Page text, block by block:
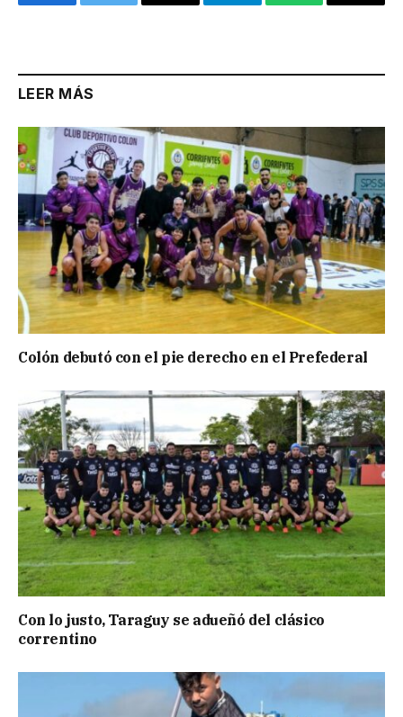
FacebookTwitter Email TelegramWhatsAppCopy
LEER MÁS
Colón debutó con el pie derecho en el Prefederal
Con lo justo, Taraguy se adueñó del clásico
correntino